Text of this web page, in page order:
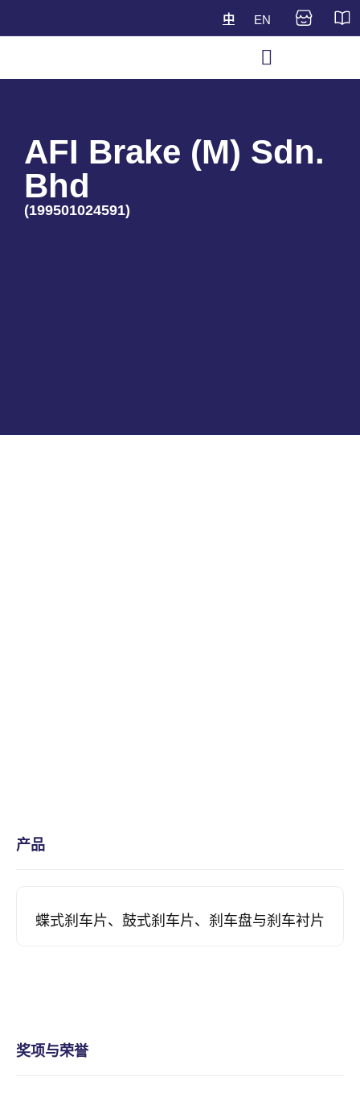
中 EN
AFI Brake (M) Sdn.
Bhd
(199501024591)
产品
蝶式刹车片、鼓式刹车片、刹车盘与刹车衬片
奖项与荣誉